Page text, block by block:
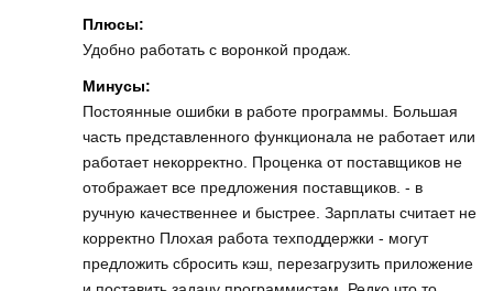
Плюсы:
Удобно работать с воронкой продаж.
Минусы:
Постоянные ошибки в работе программы. Большая
часть представленного функционала не работает или
работает некорректно. Проценка от поставщиков не
отображает все предложения поставщиков. - в
ручную качественнее и быстрее. Зарплаты считает не
корректно Плохая работа техподдержки - могут
предложить сбросить кэш, перезагрузить приложение